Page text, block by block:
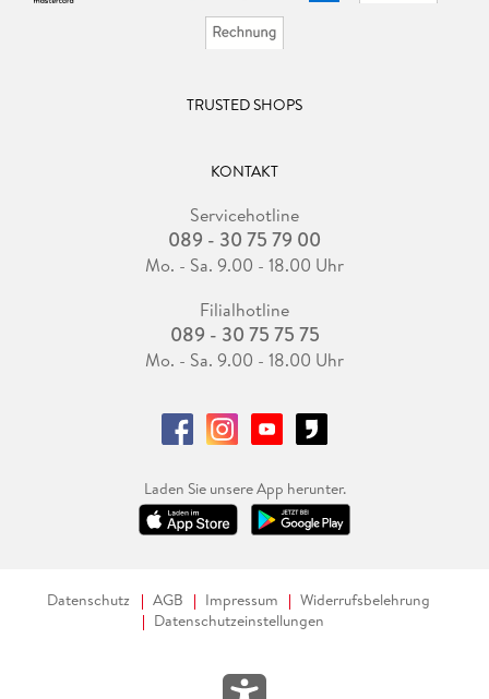
TRUSTED SHOPS
KONTAKT
Servicehotline
089 - 30 75 79 00
Mo. - Sa. 9.00 - 18.00 Uhr
Filialhotline
089 - 30 75 75 75
Mo. - Sa. 9.00 - 18.00 Uhr
Laden Sie unsere App herunter.
Datenschutz AGB Impressum
Widerrufsbelehrung
Datenschutzeinstellungen